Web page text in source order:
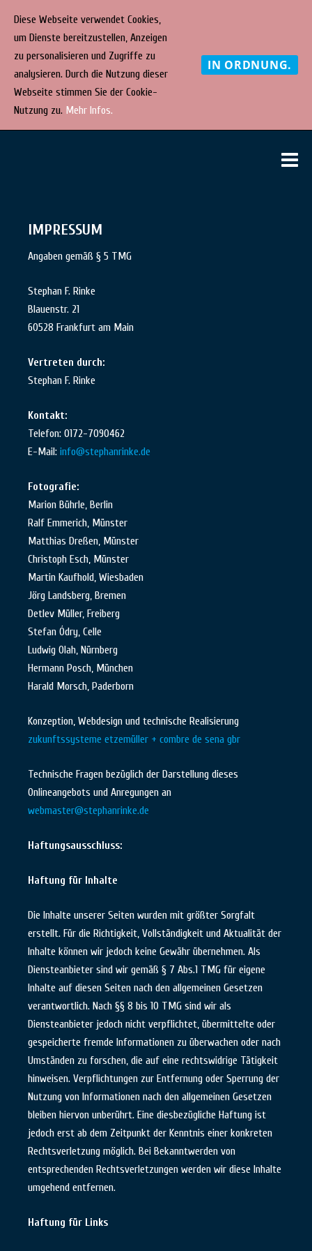
IMPRESSUM
Angaben gemäß § 5 TMG
Stephan F. Rinke
Blauenstr. 21
60528 Frankfurt am Main
Vertreten durch:
Stephan F. Rinke
Kontakt:
Telefon: 0172-7090462
E-Mail: info@stephanrinke.de
Fotografie:
Marion Bührle, Berlin
Ralf Emmerich, Münster
Matthias Dreßen, Münster
Christoph Esch, Münster
Martin Kaufhold, Wiesbaden
Jörg Landsberg, Bremen
Detlev Müller, Freiberg
Stefan Ódry, Celle
Ludwig Olah, Nürnberg
Hermann Posch, München
Harald Morsch, Paderborn
Konzeption, Webdesign und technische Realisierung
zukunftssysteme etzemüller + combre de sena gbr
Technische Fragen bezüglich der Darstellung dieses
Onlineangebots und Anregungen an
webmaster@stephanrinke.de
Haftungsausschluss:
Haftung für Inhalte
Die Inhalte unserer Seiten wurden mit größter Sorgfalt
erstellt. Für die Richtigkeit, Vollständigkeit und Aktualität der
Inhalte können wir jedoch keine Gewähr übernehmen. Als
Diensteanbieter sind wir gemäß § 7 Abs.1 TMG für eigene
Inhalte auf diesen Seiten nach den allgemeinen Gesetzen
verantwortlich. Nach §§ 8 bis 10 TMG sind wir als
Diensteanbieter jedoch nicht verpflichtet, übermittelte oder
gespeicherte fremde Informationen zu überwachen oder nach
Umständen zu forschen, die auf eine rechtswidrige Tätigkeit
hinweisen. Verpflichtungen zur Entfernung oder Sperrung der
Nutzung von Informationen nach den allgemeinen Gesetzen
bleiben hiervon unberührt. Eine diesbezügliche Haftung ist
jedoch erst ab dem Zeitpunkt der Kenntnis einer konkreten
Rechtsverletzung möglich. Bei Bekanntwerden von
entsprechenden Rechtsverletzungen werden wir diese Inhalte
umgehend entfernen.
Haftung für Links
Diese Webseite verwendet Cookies,
um Dienste bereitzustellen, Anzeigen
zu personalisieren und Zugriffe zu
analysieren. Durch die Nutzung dieser
Webseite stimmen Sie der Cookie-
Nutzung zu. Mehr Infos.
IN ORDNUNG.